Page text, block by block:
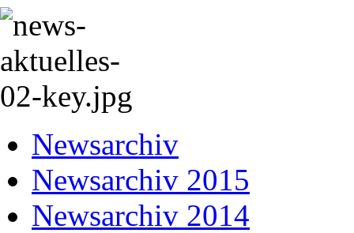
Newsarchiv
Newsarchiv 2015
Newsarchiv 2014